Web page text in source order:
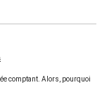
comptant. Alors, pourquoi